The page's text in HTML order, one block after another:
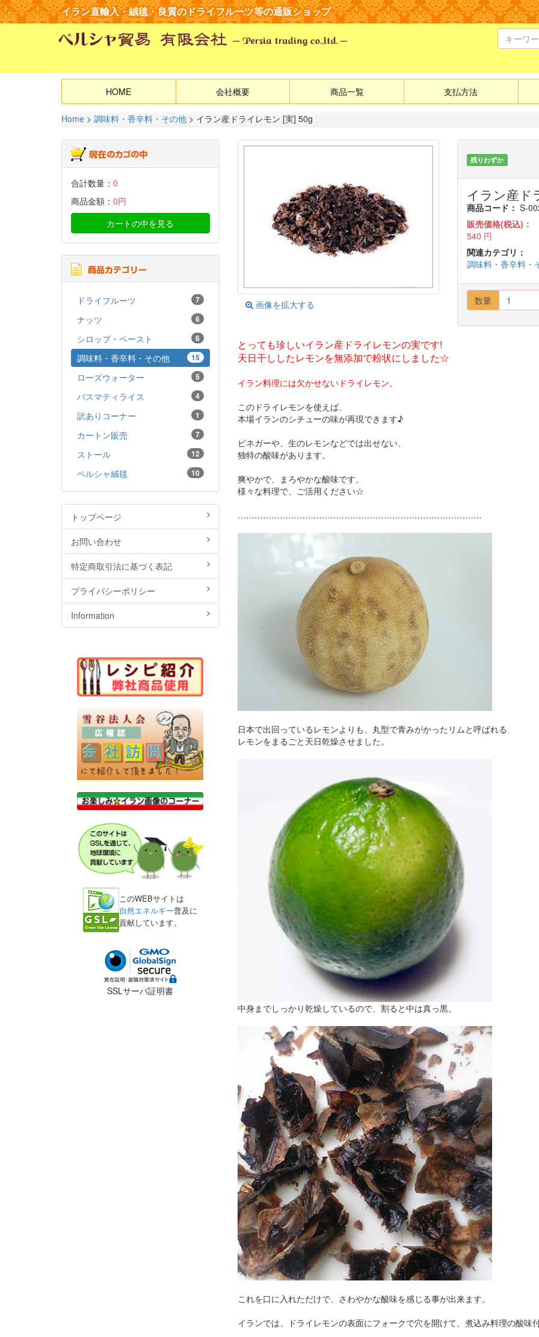
イラン直輸入・絨毯・良質のドライフルーツ等の通販ショップ
HOME 会社概要 商品一覧 支払方法
Home > 調味料・香辛料・その他 > イラン産ドライレモン [実] 50g
画像を拡大する
残りわずか
イラン産ド
商品コード： S-
販売価格(税込)：
540 円
関連カテゴリ：
調味料・香辛料・
数量
とっても珍しいイラン産ドライレモンの実です!
天日干ししたレモンを無添加で粉状にしました☆
イラン料理には欠かせないドライレモン。
このドライレモンを使えば、
本場イランのシチューの味が再現できます♪
ビネガーや、生のレモンなどでは出せない、
独特の酸味があります。
爽やかで、まろやかな酸味です。
様々な料理で、ご活用ください☆
……………………………………………………………………………
日本で出回っているレモンよりも、丸型で青みがかったリムと呼ばれる
レモンをまるごと天日乾燥させました。
中身までしっかり乾燥しているので、割ると中は真っ黒。
これを口に入れただけで、さわやかな酸味を感じる事が出来ます。
イランでは、ドライレモンの表面にフォークで穴を開けて、煮込み料理の酸味
合計数量： 0
商品金額： 0円
カートの中を見る
ドライフルーツ 7
ナッツ 6
シロップ・ペースト 6
調味料・香辛料・その他 15
ローズウォーター 5
バスマティライス 4
訳ありコーナー 1
カートン販売 7
ストール 12
ペルシャ絨毯 10
トップページ
お問い合わせ
特定商取引法に基づく表記
プライバシーポリシー
Information
このWEBサイトは
自然エネルギー普及に
貢献しています。
SSLサーバ証明書